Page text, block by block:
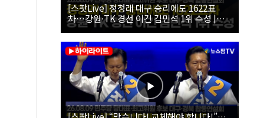
[스팟Live] 정청래 대구 승리에도 1622표
차…강원·TK 경선 이긴 김민석 1위 수성 |
26.08.09 더불어민주당 당대표·최고위원 후
보 대구·경북 합동연설회